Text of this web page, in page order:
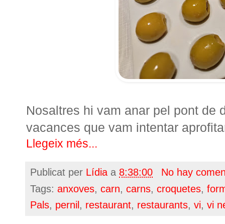
Nosaltres hi vam anar pel pont de
vacances que vam intentar
Llegeix més...
Publicat per Lídia a 8:38:00
No hay
Tags: anxoves, carn, carns, croquetes,
Pals, pernil , restaurant, restaurants, vi, vi